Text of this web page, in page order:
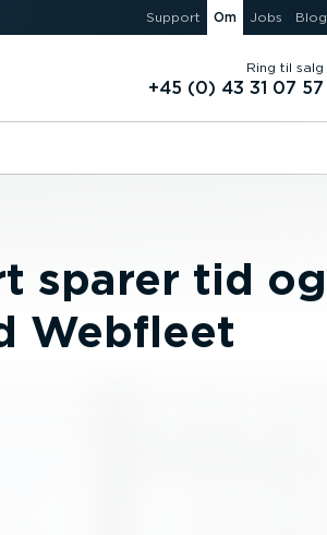
Support Om Jobs Blog
Ring til salg
+45 (0) 43 31 07 57
sparer tid og
Webfleet